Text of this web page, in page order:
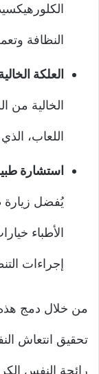
النظافة
العلكة
الخالية من
اللعاب،
استشارة
يُفضل
الأطباء
إجراءات
من خلال دمج هذه
تحقيق انتعاش
رائحة النفس